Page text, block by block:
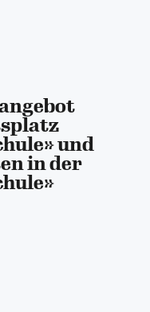
und
in der